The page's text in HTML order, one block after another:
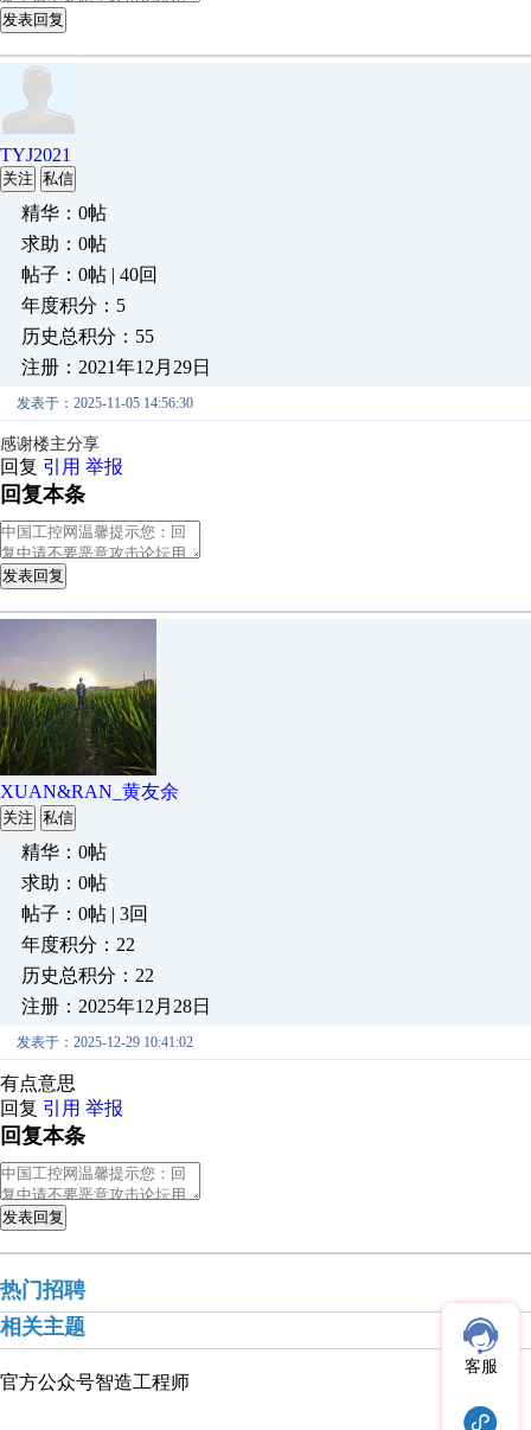
发表回复
TYJ2021
关注 私信
精华：0帖
求助：0帖
帖子：0帖 | 40回
年度积分：5
历史总积分：55
注册：2021年12月29日
发表于：2025-11-05 14:56:30
感谢楼主分享
回复 引用 举报
回复本条
发表回复
XUAN&RAN_黄友余
关注 私信
精华：0帖
求助：0帖
帖子：0帖 | 3回
年度积分：22
历史总积分：22
注册：2025年12月28日
发表于：2025-12-29 10:41:02
有点意思
回复 引用 举报
回复本条
发表回复
热门招聘
相关主题
官方公众号智造工程师
客服